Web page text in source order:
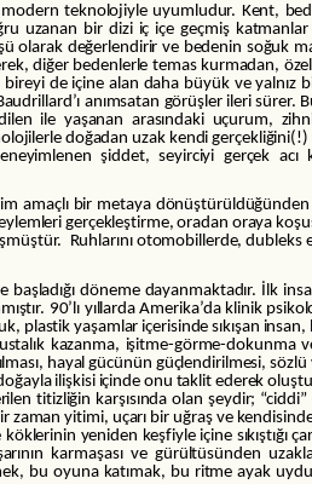
modern teknolojiyle uyumludur. Kent,
uzanan bir dizi iç içe geçmiş
olarak değerlendirir ve bedenin soğuk
diğer bedenlerle temas kurmadan,
bireyi de içine alan daha büyük ve yalnız
anımsatan görüşler ileri sürer.
ile yaşanan arasındaki uçurum,
doğadan uzak kendi gerçekliğini(!)
şiddet, seyirciyi gerçek acı
amaçlı bir metaya dönüştürüldüğünden
eylemleri gerçekleştirme, oradan oraya
Ruhlarını otomobillerde, dubleks
döneme dayanmaktadır. İlk
90’lı yıllarda Amerika’da klinik
plastik yaşamlar içerisinde sıkışan
kazanma, işitme-görme-dokunma
hayal gücünün güçlendirilmesi, sözlü
ilişkisi içinde onu taklit ederek
titizliğin karşısında olan şeydir;
zaman yitimi, uçarı bir uğraş ve
yeniden keşfiyle içine sıkıştığı
karmaşası ve gürültüsünden
bu oyuna katımak, bu ritme ayak